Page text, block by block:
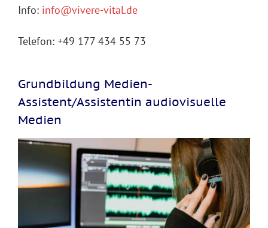
Info: info@vivere-vital.de
Telefon: +49 177 434 55 73
Grundbildung Medien-
Assistent/Assistentin audiovisuelle
Medien